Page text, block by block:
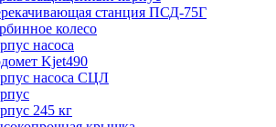
станция ПСД-75Г
колесо
насоса
Kjet490
насоса СЦЛ
245 кг